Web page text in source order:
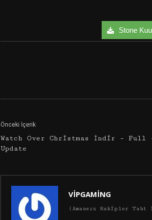
Stone
Önceki İçerik
Watch Over Christmas İndir – Full
Update
VİPGAMİNG
(Amansız Rakipler Taht